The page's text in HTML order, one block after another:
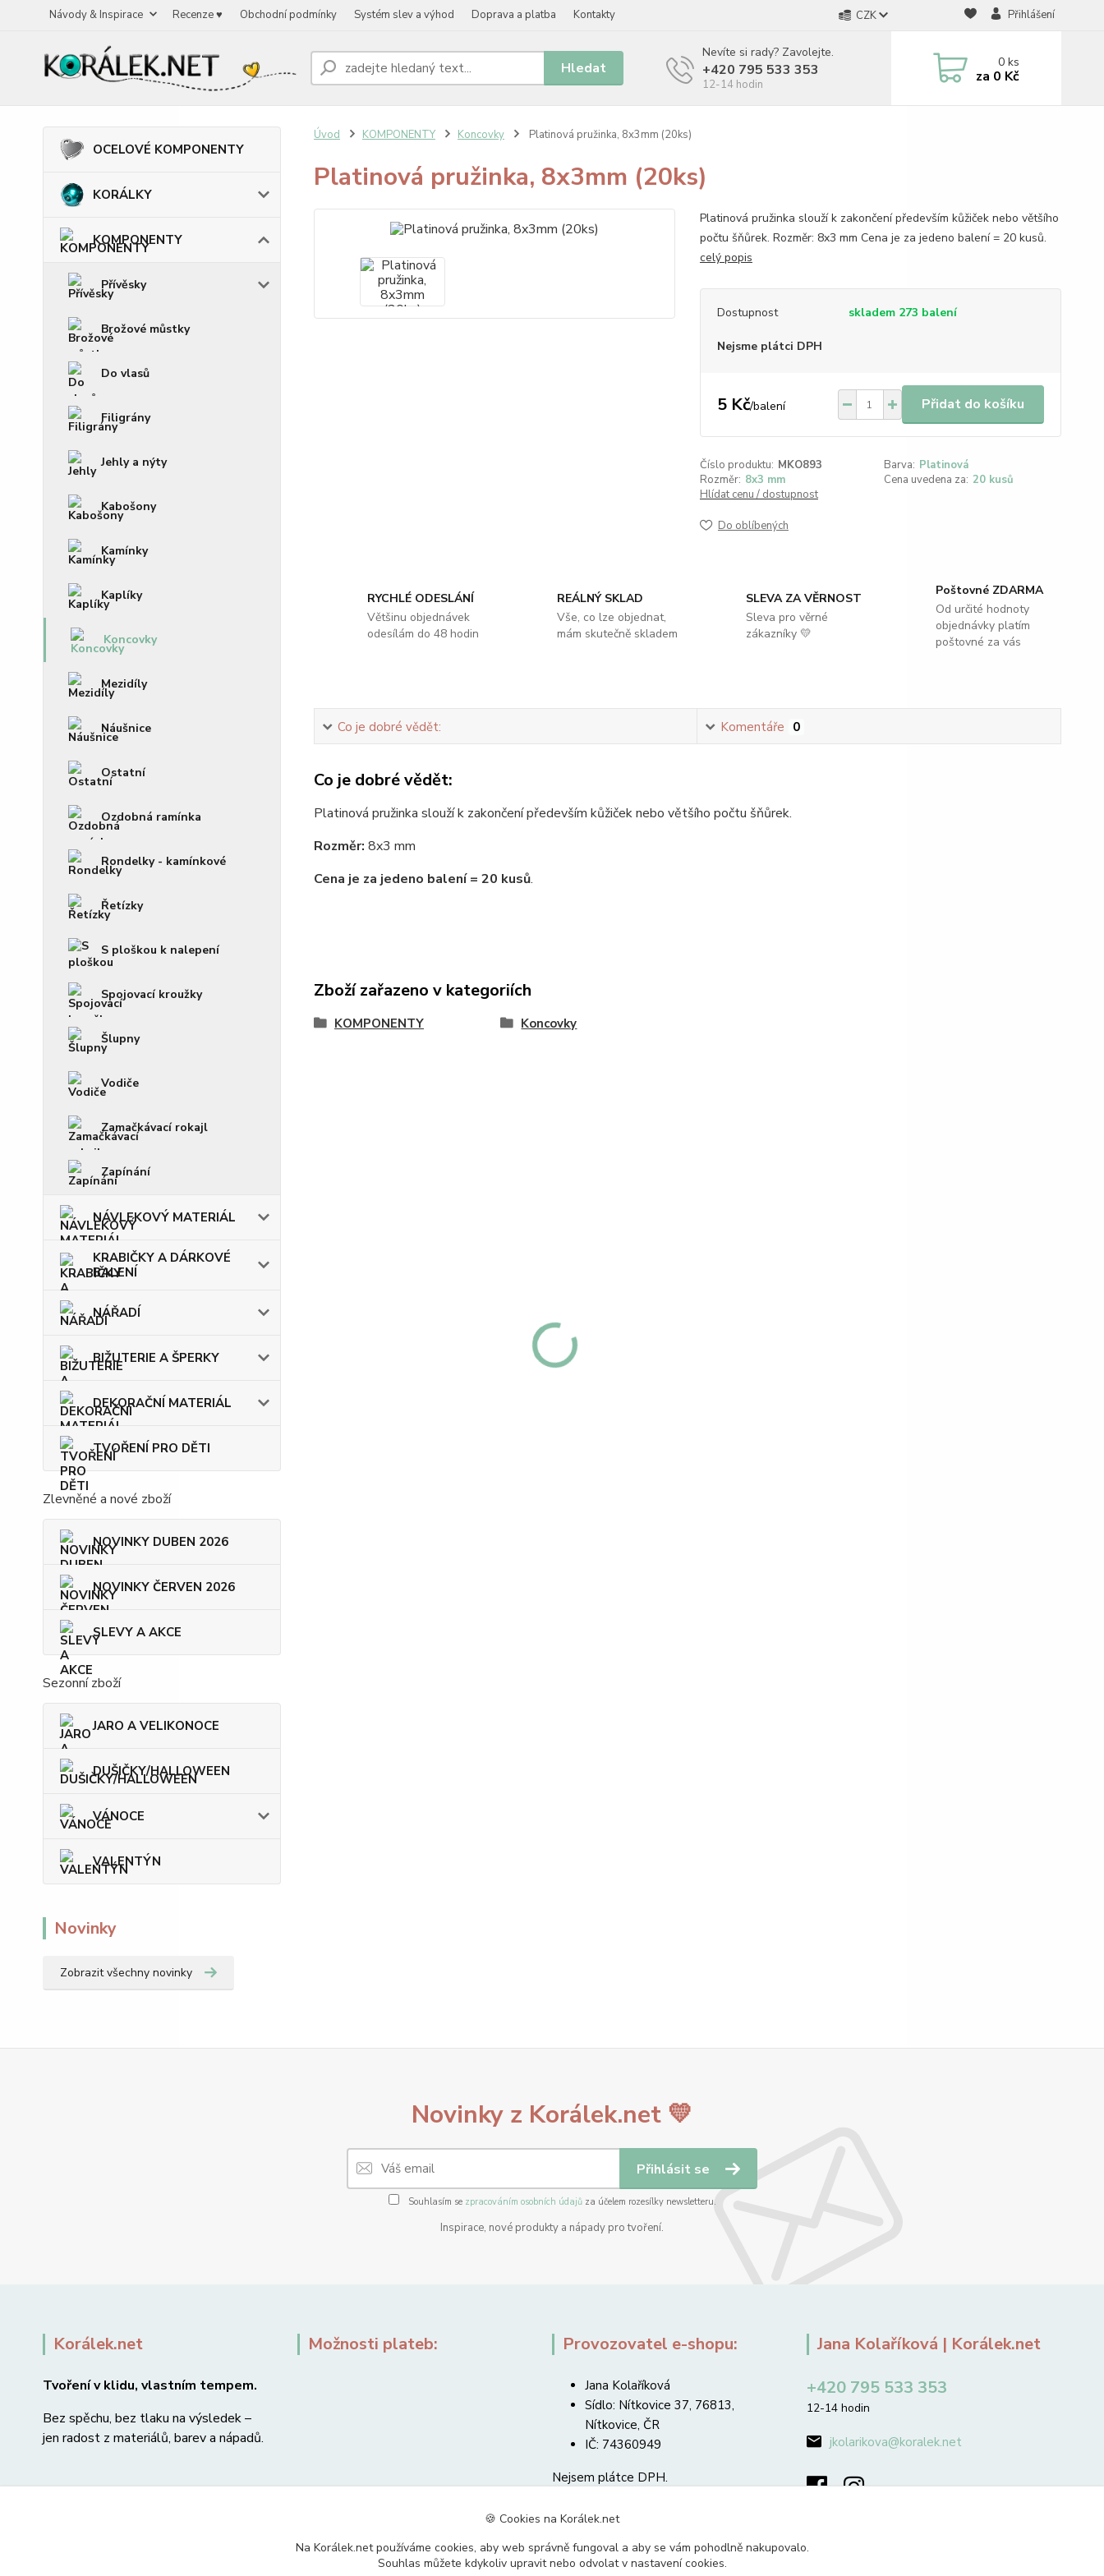
Návody & Inspirace Recenze ♥ Obchodní podmínky Systém slev a výhod Doprava a platba Kontakty CZK Přihlášení
Hledat
Nevíte si rady? Zavolejte.
+420 795 533 353
12-14 hodin
0ks
za 0 Kč
OCELOVÉ KOMPONENTY
KORÁLKY
KOMPONENTY
Přívěsky
Brožové můstky
Do vlasů
Filigrány
Jehly a nýty
Kabošony
Kamínky
Kaplíky
Koncovky
Mezidíly
Náušnice
Ostatní
Ozdobná ramínka
Rondelky - kamínkové
Řetízky
S ploškou k nalepení
Spojovací kroužky
Šlupny
Vodiče
Zamačkávací rokajl
Zapínání
NÁVLEKOVÝ MATERIÁL
KRABIČKY A DÁRKOVÉ
BALENÍ
NÁŘADÍ
BIŽUTERIE A ŠPERKY
DEKORAČNÍ MATERIÁL
TVOŘENÍ PRO DĚTI
Zlevněné a nové zboží
NOVINKY DUBEN 2026
NOVINKY ČERVEN 2026
SLEVY A AKCE
Sezonní zboží
JARO A VELIKONOCE
DUŠIČKY/HALLOWEEN
VÁNOCE
VALENTÝN
Novinky
Zobrazit všechny novinky
Úvod KOMPONENTY Koncovky Platinová pružinka, 8x3mm (20ks)
Platinová pružinka, 8x3mm (20ks)
Platinová pružinka slouží k zakončení především kůžiček nebo většího
počtu šňůrek. Rozměr: 8x3 mm Cena je za jedeno balení = 20 kusů.
celý popis
Dostupnost skladem 273 balení
Nejsme plátci DPH
5 Kč/balení Přidat do košíku
Číslo produktu: MKO893 Barva: Platinová
Rozměr: 8x3 mm Cena uvedena za: 20 kusů
Hlídat cenu / dostupnost
Do oblíbených
RYCHLÉ ODESLÁNÍ
Většinu objednávek
odesílám do 48 hodin
REÁLNÝ SKLAD
Vše, co lze objednat,
mám skutečně skladem
SLEVA ZA VĚRNOST
Sleva pro věrné
zákazníky 💛
Poštovné ZDARMA
Od určité hodnoty
objednávky platím
poštovné za vás
Co je dobré vědět: Komentáře 0
Co je dobré vědět:
Platinová pružinka slouží k zakončení především kůžiček nebo většího počtu šňůrek.
Rozměr: 8x3 mm
Cena je za jedeno balení = 20 kusů.
Zboží zařazeno v kategoriích
KOMPONENTY Koncovky
Novinky z Korálek.net 💛
Přihlásit se
Souhlasím se zpracováním osobních údajůza účelem rozesílky newsletteru.
Inspirace, nové produkty a nápady pro tvoření.
Korálek.net
Tvoření v klidu, vlastním tempem.
Bez spěchu, bez tlaku na výsledek –
jen radost z materiálů, barev a nápadů.
Možnosti plateb: Provozovatel e-shopu:
Jana Kolaříková
Sídlo: Nítkovice 37, 76813,
Nítkovice, ČR
IČ: 74360949
Nejsem plátce DPH.
Jana Kolaříková | Korálek.net
+420 795 533 353
12-14 hodin
jkolarikova@koralek.net
🍪 Cookies na Korálek.net
Na Korálek.net používáme cookies, aby web správně fungoval a aby se vám pohodlně nakupovalo.
Souhlas můžete kdykoliv upravit nebo odvolat v nastavení cookies.